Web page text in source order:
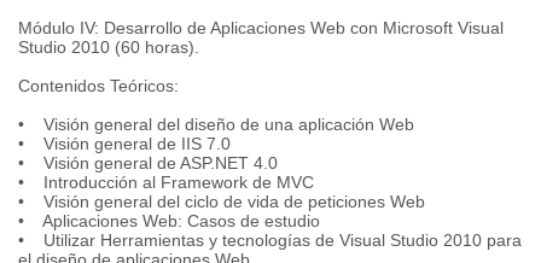
Módulo IV: Desarrollo de Aplicaciones Web con Microsoft Visual
Studio 2010 (60 horas).
Contenidos Teóricos:
• Visión general del diseño de una aplicación Web
• Visión general de IIS 7.0
• Visión general de ASP.NET 4.0
• Introducción al Framework de MVC
• Visión general del ciclo de vida de peticiones Web
• Aplicaciones Web: Casos de estudio
• Utilizar Herramientas y tecnologías de Visual Studio 2010 para